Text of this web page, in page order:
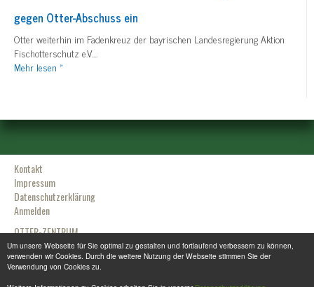
Um unsere Webseite für Sie optimal zu gestalten und fortlaufend verbessern zu können,
verwenden wir Cookies. Durch die weitere Nutzung der Webseite stimmen Sie der
Verwendung von Cookies zu.
gegen Otter-Abschuss ein
Otter weiterhin im Fadenkreuz der bayrischen Landesregierung Aktion
Fischotterschutz e.V....
Mehr lesen »
Kontakt
Impressum
Datenschutzerklärung
Anmelden
OTTER-ZENTRUM
Sudendorfallee 1
29386 Hankensbüttel
Tel.: +49 (0) 5832 / 98 08 0